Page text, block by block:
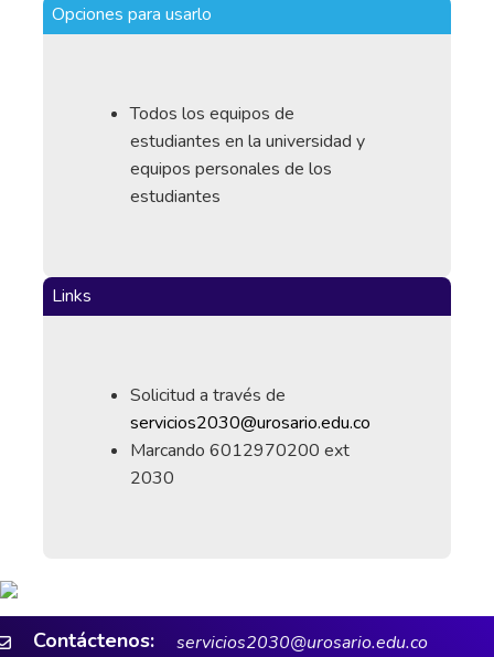
Opciones para usarlo
Todos los equipos de
estudiantes en la universidad y
equipos personales de los
estudiantes
Links
Solicitud a través de
servicios2030@urosario.edu.co
Marcando 6012970200 ext
2030
Contáctenos: servicios2030@urosario.edu.co